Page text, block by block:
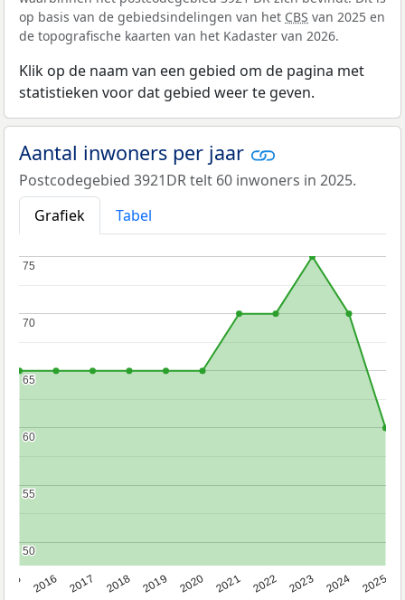
op basis van de gebiedsindelingen van het CBS van 2025 en
de topografische kaarten van het Kadaster van 2026.
Klik op de naam van een gebied om de pagina met
statistieken voor dat gebied weer te geven.
Aantal inwoners per jaar
Postcodegebied 3921DR telt 60 inwoners in 2025.
Grafiek
Tabel
2016 2017 2018 2019 2020 2021 2022 2023 2024 2025
50
50
55
55
60
60
65
65
70
70
75
75